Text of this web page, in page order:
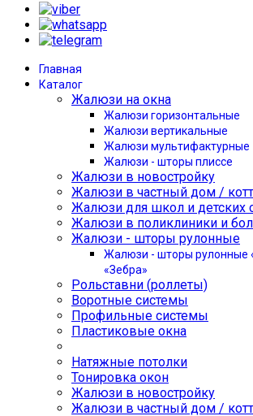
Главная
Каталог
Жалюзи на окна
Жалюзи горизонтальные
Жалюзи вертикальные
Жалюзи мультифактурные
Жалюзи - шторы плиссе
Жалюзи в новостройку
Жалюзи в частный дом /
Жалюзи для школ и детских
Жалюзи в поликлиники и
Жалюзи - шторы рулонные
Жалюзи - шторы рулонные
«Зебра»
Рольставни (роллеты)
Воротные системы
Профильные системы
Пластиковые окна
Натяжные потолки
Тонировка окон
Жалюзи в новостройку
Жалюзи в частный дом /